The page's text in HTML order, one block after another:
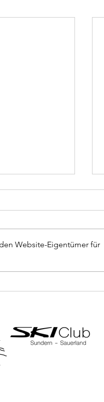
und Gut“ in
auf
einem
Website-Eigentümer für